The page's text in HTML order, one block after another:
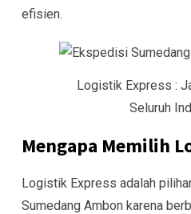
efisien.
Logistik Express :
Seluruh
Mengapa Memilih
Logistik Express adalah
Sumedang Ambon karena